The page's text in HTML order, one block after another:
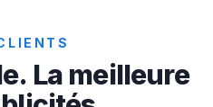
La meilleure